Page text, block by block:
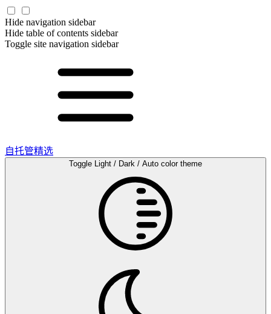
Hide navigation sidebar
Hide table of contents sidebar
Toggle site navigation sidebar
自托管精选
Toggle Light / Dark / Auto color theme